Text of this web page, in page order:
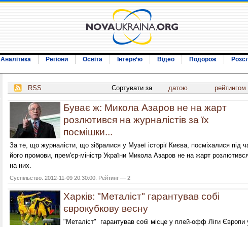
Аналітика Регіони Освіта Інтерв‘ю Відео Подорож
RSS Сортувати за датою рейтингом
Буває ж: Микола Азаров не на жарт
розлютився на журналістів за їх
посмішки...
За те, що журналісти, що зібралися у Музеї історії Києва, посміхалися під
його промови, прем'єр-міністр України Микола Азаров не на жарт
на них.
Суспільство. 2012-11-09 20:30:00. Рейтинг — 2
Харків: "Металіст" гарантував собі
єврокубкову весну
"Металіст" гарантував собі місце у плей-офф Ліги Європи